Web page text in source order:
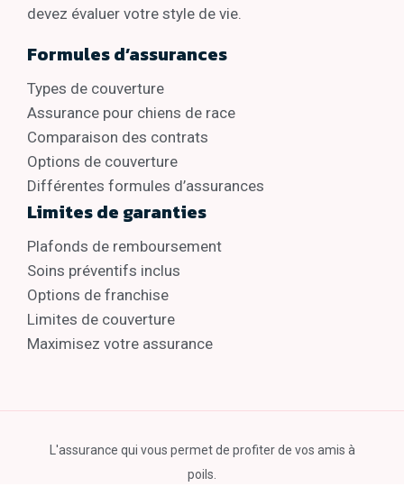
devez évaluer votre style de vie.
Formules d’assurances
Types de couverture
Assurance pour chiens de race
Comparaison des contrats
Options de couverture
Différentes formules d’assurances
Limites de garanties
Plafonds de remboursement
Soins préventifs inclus
Options de franchise
Limites de couverture
Maximisez votre assurance
L'assurance qui vous permet de profiter de vos amis à
poils.